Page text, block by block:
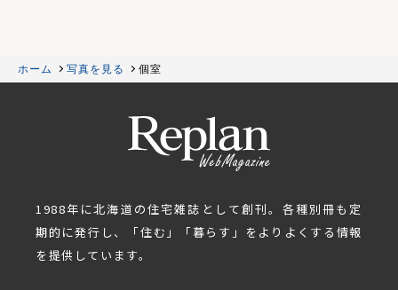
ホーム 写真を見る 個室
1988年に北海道の住宅雑誌として創刊。各種別冊も定
期的に発行し、「住む」「暮らす」をよりよくする情報
を提供しています。